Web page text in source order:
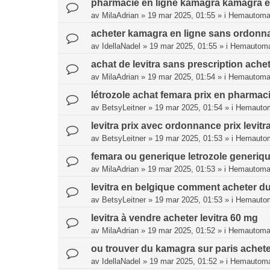
pharmacie en ligne kamagra kamagra
av MilaAdrian » 19 mar 2025, 01:55 » i
acheter kamagra en ligne sans
av IdellaNadel » 19 mar 2025, 01:55 » i
achat de levitra sans prescription
av MilaAdrian » 19 mar 2025, 01:54 » i
létrozole achat femara prix en
av BetsyLeitner » 19 mar 2025, 01:54 » i
levitra prix avec ordonnance prix
av BetsyLeitner » 19 mar 2025, 01:53 » i
femara ou generique letrozole
av MilaAdrian » 19 mar 2025, 01:53 » i
levitra en belgique comment acheter
av BetsyLeitner » 19 mar 2025, 01:53 » i
levitra à vendre acheter levitra 60 mg
av MilaAdrian » 19 mar 2025, 01:52 » i
ou trouver du kamagra sur paris
av IdellaNadel » 19 mar 2025, 01:52 » i